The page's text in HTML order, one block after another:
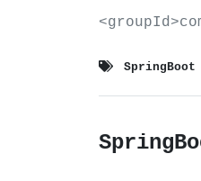
SpringBoot